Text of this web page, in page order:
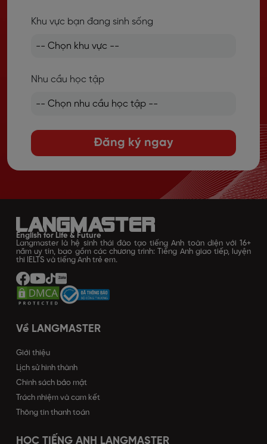
Khu vực bạn đang sinh sống
Nhu cầu học tập
Đăng ký ngay
English for Life & Future
Langmaster là hệ sinh thái đào tạo tiếng Anh toàn diện với 16+
năm uy tín, bao gồm các chương trình: Tiếng Anh giao tiếp, luyện
thi IELTS và tiếng Anh trẻ em.
Về LANGMASTER
Giới thiệu
Lịch sử hình thành
Chính sách bảo mật
Trách nhiệm và cam kết
Thông tin thanh toán
HỌC TIẾNG ANH LANGMASTER